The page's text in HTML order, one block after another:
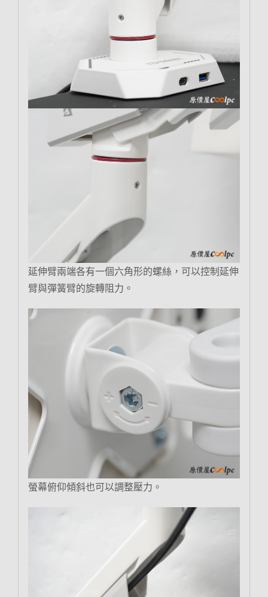
延伸臂兩端各有一個六角形的螺絲，可以控制延伸
臂與彈簧臂的旋轉阻力。
螢幕俯仰傾斜也可以調整壓力。